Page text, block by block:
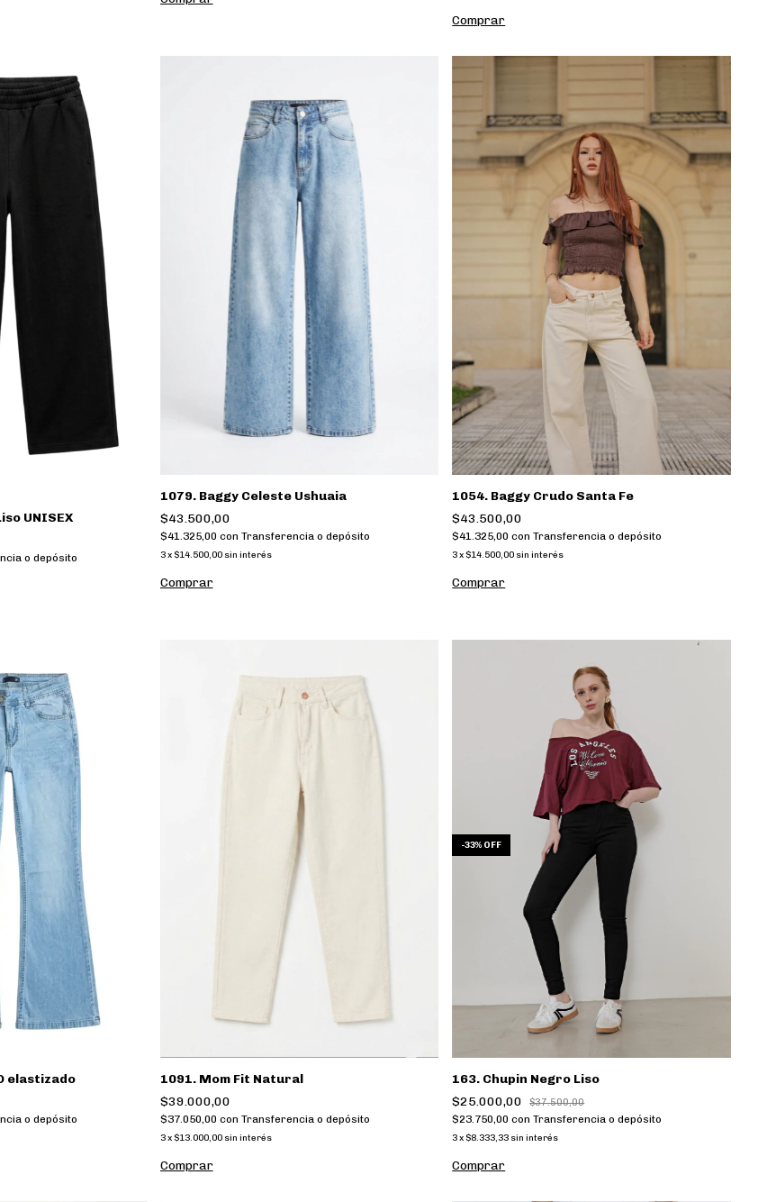
Comprar
UNISEX
o depósito
1079. Baggy Celeste Ushuaia
$43.500,00
$41.325,00 con Transferencia o depósito
3 x $14.500,00 sin interés
Comprar
1054. Baggy Crudo Santa Fe
$43.500,00
$41.325,00con Transferencia o depósito
3x $14.500,00 sin interés
Comprar
elastizado
o depósito
1091. Mom Fit Natural
$39.000,00
$37.050,00 con Transferencia o depósito
3 x $13.000,00 sin interés
Comprar
-33% OFF
163. Chupin Negro Liso
$25.000,00
$37.500,00
$23.750,00con Transferencia o depósito
3x $8.333,33 sin interés
Comprar